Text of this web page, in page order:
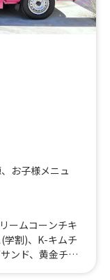
、 お子様メニュ
ームコーンチキ
学割)、K-キムチ
ンド、黄金チキ